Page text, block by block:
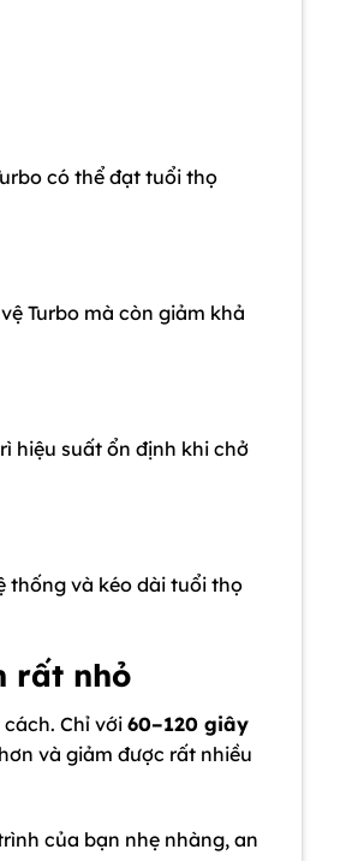
có thể đạt tuổi thọ
Turbo mà còn giảm khả
hiệu suất ổn định khi chở
thống và kéo dài tuổi thọ
rất nhỏ
Chỉ với60–120 giây
và giảm được rất nhiều
của bạn nhẹ nhàng, an